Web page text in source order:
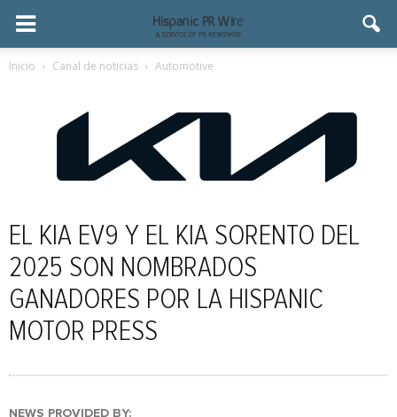
Inicio Canal de noticias Automotive
EL KIA EV9 Y EL KIA SORENTO DEL
2025 SON NOMBRADOS
GANADORES POR LA HISPANIC
MOTOR PRESS
NEWS PROVIDED BY: